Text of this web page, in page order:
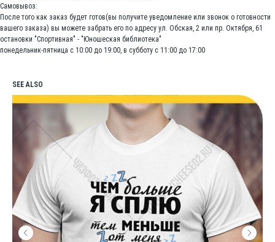
Самовывоз:
После того как заказ будет готов(вы получите уведомление или звонок о готовности
вашего заказа) вы можете забрать его по адресу ул. Обская, 2 или пр. Октября, 61
остановки "Спортивная" - "Юношеская библиотека"
понедельник-пятница с 10:00 до 19:00, в субботу с 11:00 до 17:00
SEE ALSO